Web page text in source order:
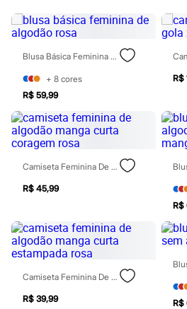
Macacões
Saias
Shorts e Bermudas
Vestidos
Bolsas
Bonés e Chapéus
Cintos
Óculos
Relógios
Botas
Chinelos
Rasteirinhas
Sapatilhas
Tênis
Marcas
City
Clock House
Mindset
Sawary
Blusa Básica Feminina De Algodão Rosa
+ 8 cores
R$ 59,99
R$
Camiseta Feminina De Algodão Manga Curta Coragem Rosa
R$ 45,99
R$
Camiseta Feminina De Algodão Manga Curta Estampada Rosa
R$ 39,99
R$